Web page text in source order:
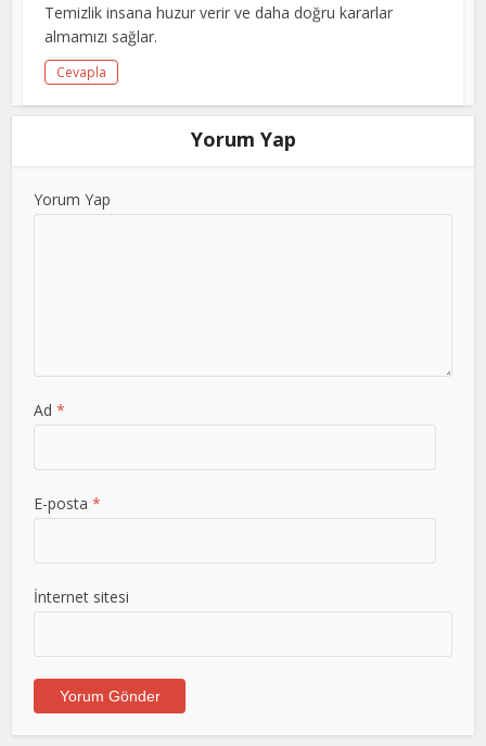
Temizlik insana huzur verir ve daha doğru kararlar
almamızı sağlar.
Cevapla
Yorum Yap
Yorum Yap
Ad*
E-posta*
İnternet sitesi